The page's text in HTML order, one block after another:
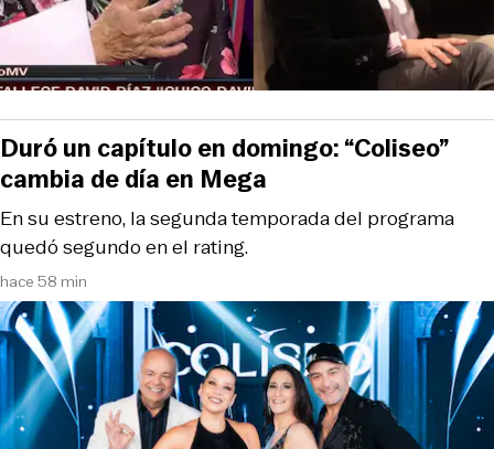
hace 58 min
En su estreno, la segunda temporada del programa
quedó segundo en el rating.
Duró un capítulo en domingo: “Coliseo”
cambia de día en Mega